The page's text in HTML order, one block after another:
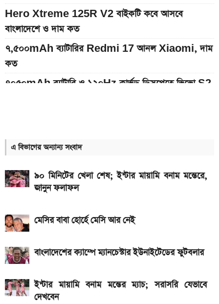
Hero Xtreme 125R V2 বাইকটি কবে আসবে
বাংলাদেশে ও দাম কত
৭,৫০০mAh ব্যাটারির Redmi 17 আনল Xiaomi, দাম
কত
৭০৫০mAh ব্যাটারি ও ১২০Hz কার্ভড ডিসপ্লেতে ভিভো S2
ইন্টার মায়ামি বনাম মন্তের ম্যাচ; সরাসরি যেভাবে দেখবেন
আগামী সপ্তাহেই সুখবর, বেতন-ইনক্রিমেট নিয়ে যা জানা গেল
Bajaj Pulsar N160 S ও N160 SS লঞ্চ, থাকছে ৪-
ভালভ ইঞ্জিন ও TFT ডিসপ্লে
মালয়েশিয়ায় যেতে বাংলাদেশিদের আবেদন শুরু, অগ্রাধিকার
পাবেন যারা
৭৫০০mAh ব্যাটারি নিয়ে বাজারে এলো Redmi 17 5G
ও 4G
iQOO Z11-এ থাকছে ৬.৮৩ ইঞ্চির কার্ভড AMOLED
ডিসপ্লে, থাকছে সরু ফ্রেম
এ বিভাগের অন্যান্য সংবাদ
৯০ মিনিটের খেলা শেষ; ইন্টার মায়ামি বনাম মন্তেরে,
জানুন ফলাফল
মেসির বাবা হোর্হে মেসি আর নেই
বাংলাদেশের ক্যাম্পে ম্যানচেস্টার ইউনাইটেডের ফুটবলার
ইন্টার মায়ামি বনাম মন্তের ম্যাচ; সরাসরি যেভাবে
দেখবেন